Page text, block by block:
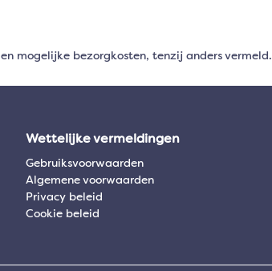
en mogelijke bezorgkosten, tenzij anders vermeld.
Wettelijke vermeldingen
Gebruiksvoorwaarden
Algemene voorwaarden
Privacy beleid
Cookie beleid